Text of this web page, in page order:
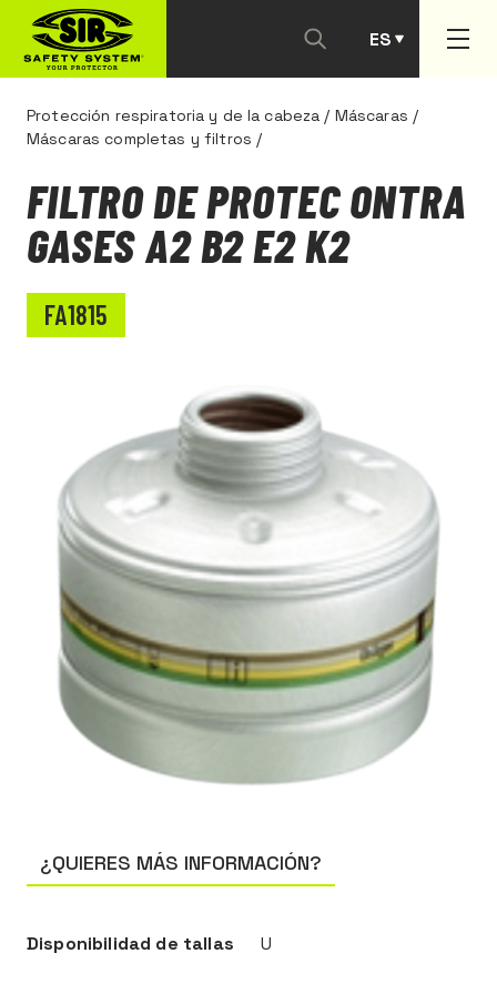
ES
PT
Protección respiratoria y de la cabeza / Máscaras /
Máscaras completas y filtros /
¿QUIERES MÁS INFORMACIÓN?
Disponibilidad de tallas U
FILTRO DE PROTEC ONTRA
GASES A2 B2 E2 K2
FA1815